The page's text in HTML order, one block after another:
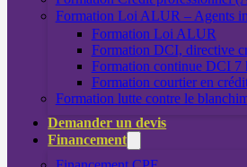
Formation Loi ALUR – Agents
Formation Loi ALUR
Formation DCI, directive
Formation continue DCI 7
Formation courtier en
Formation lutte contre le
Demander un devis
Financement